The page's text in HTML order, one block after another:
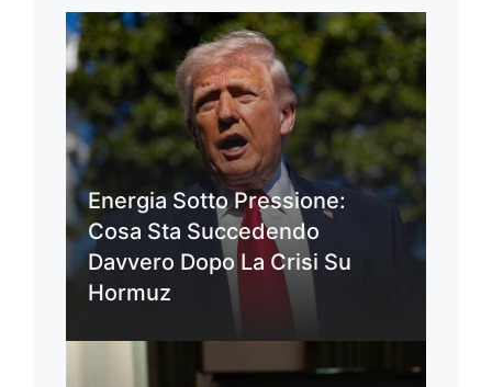
Energia Sotto Pressione:
Cosa Sta Succedendo
Davvero Dopo La Crisi Su
Hormuz